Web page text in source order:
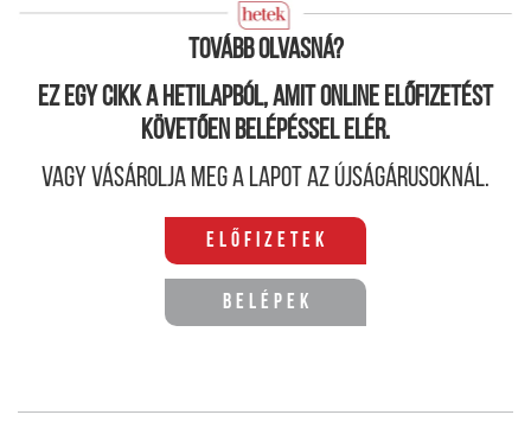
2. 2002. október 15. Oroszország, 1 halálos áldozat
Tovább olvasná?
Ez egy cikk a hetilapból, amit online előfizetést
követően belépéssel elér.
Vagy vásárolja meg a lapot az újságárusoknál.
Előfizetek
Belépek